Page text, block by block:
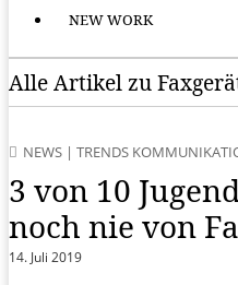
NEW WORK
Alle Artikel zu
NEWS | TRENDS
3 von 10
noch nie von
14. Juli 2019